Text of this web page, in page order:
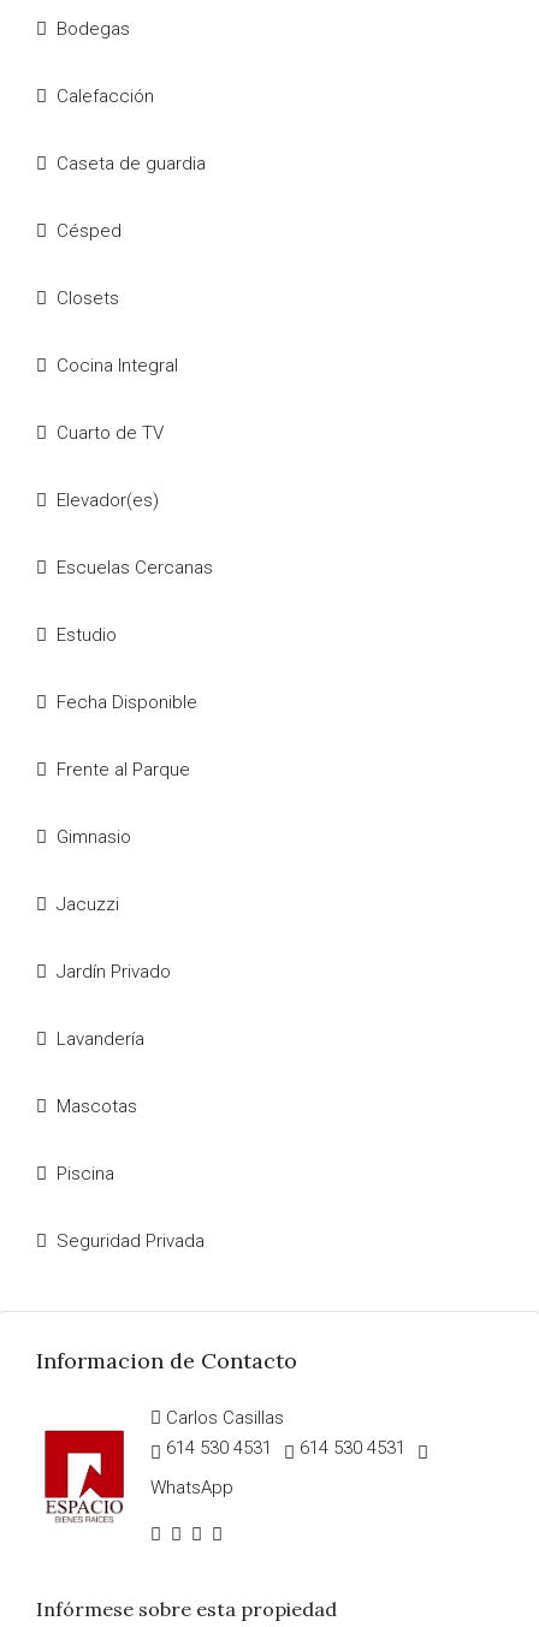
Bodegas
Calefacción
Caseta de guardia
Césped
Closets
Cocina Integral
Cuarto de TV
Elevador(es)
Escuelas Cercanas
Estudio
Fecha Disponible
Frente al Parque
Gimnasio
Jacuzzi
Jardín Privado
Lavandería
Mascotas
Piscina
Seguridad Privada
Informacion de Contacto
Carlos Casillas
614 530 4531
614 530 4531
WhatsApp
Infórmese sobre esta propiedad